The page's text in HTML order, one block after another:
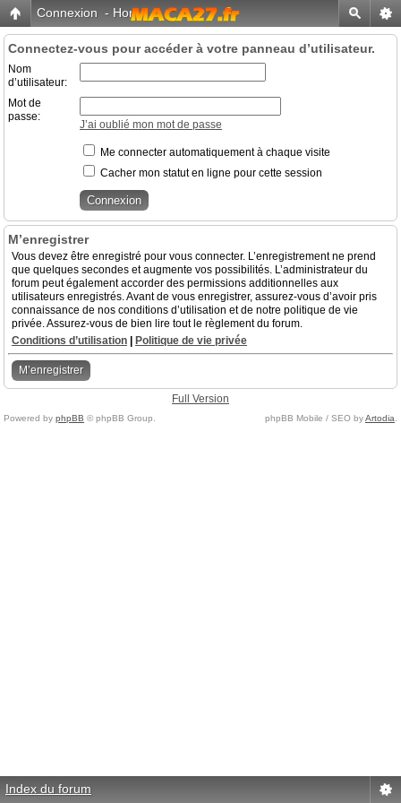
Connexion - Home
Connectez-vous pour accéder à votre panneau d’utilisateur.
Nom
d’utilisateur:
Mot de
passe:
J’ai oublié mon mot de passe
Me connecter automatiquement à chaque visite
Cacher mon statut en ligne pour cette session
M’enregistrer
Vous devez être enregistré pour vous connecter. L’enregistrement ne prend
que quelques secondes et augmente vos possibilités. L’administrateur du
forum peut également accorder des permissions additionnelles aux
utilisateurs enregistrés. Avant de vous enregistrer, assurez-vous d’avoir pris
connaissance de nos conditions d’utilisation et de notre politique de vie
privée. Assurez-vous de bien lire tout le règlement du forum.
Conditions d’utilisation
Politique de vie privée
M’enregistrer
Full Version
Powered by phpBB © phpBB Group. phpBB Mobile / SEO byArtodia
Index du forum